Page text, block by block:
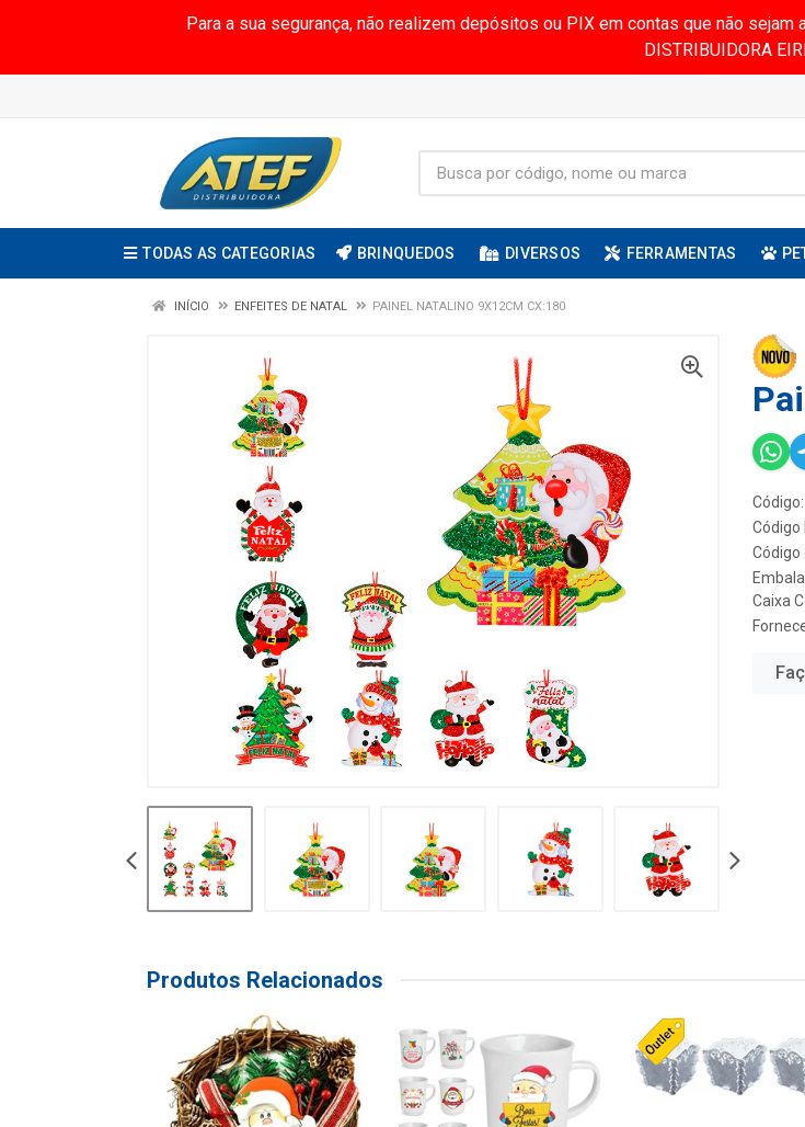
Para a sua segurança, não realizem depósitos ou PIX em contas que não
DISTRIBUIDORA
TODAS AS CATEGORIAS BRINQUEDOS DIVERSOS FERRAMENTAS
INÍCIO ENFEITES DE NATAL PAINEL NATALINO 9X12CM CX:180
Código
Código
Caixa
Produtos Relacionados